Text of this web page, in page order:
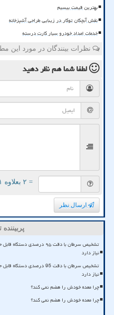
بهترین قیمت بیسیم
نقش آبچکان توکار در زیبایی طراحی آشپزخانه
خدمات امداد خودرو سیار کارت درسته
نظرات بینندگان در مورد این
لطفا شما همنظر دهید
= ۲ بعلاوه ۱
ارسال نظر
تشخیص سرطان با دقت ۹۵
نیاز دارد
تشخیص سرطان با دقت 95
نیاز دارد
چرا معده خودش را هضم نمی کند؟
چرا معده خودش را هضم نمی کند؟